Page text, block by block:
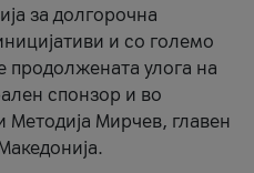
за долгорочна
и со големо
продолжената улога на
спонзор и во
Методија Мирчев, главен